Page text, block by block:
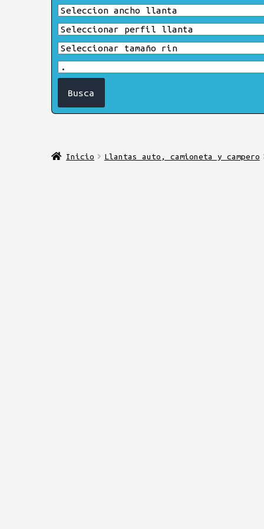
Inicio Llantas auto, camioneta y campero